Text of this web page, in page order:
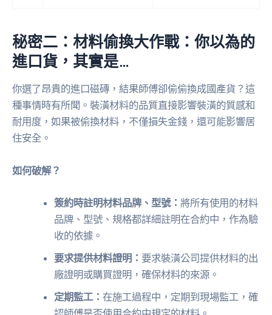
秘密二：材料偷換大作戰：你以為的
進口貨，其實是…
你選了昂貴的進口磁磚，結果師傅卻偷偷換成國產貨？這
種事情時有所聞。裝潢材料的品質直接影響裝潢的質感和
耐用度，如果被偷換材料，不僅損失金錢，還可能影響居
住安全。
如何破解？
簽約時註明材料品牌、型號：將所有使用的材料
品牌、型號、規格都詳細註明在合約中，作為驗
收的依據。
要求提供材料證明： 要求裝潢公司提供材料的出
廠證明或購買證明，確保材料的來源。
定期監工：在施工過程中，定期到現場監工，確